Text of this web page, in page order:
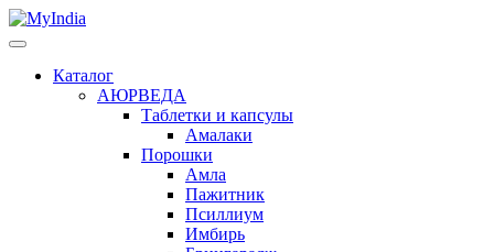
Каталог
АЮРВЕДА
Таблетки и капсулы
Амалаки
Порошки
Амла
Пажитник
Псиллиум
Имбирь